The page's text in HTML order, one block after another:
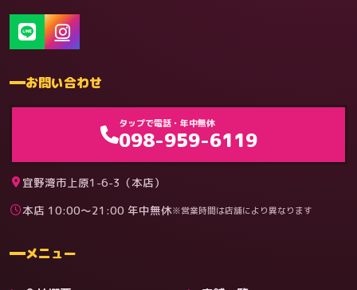
料金
お問い合わせ
タップで電話・年中無休
098-959-6119
宜野湾市上原1-6-3（本店）
本店 10:00〜21:00 年中無休※営業時間は店舗により異なります
メニュー